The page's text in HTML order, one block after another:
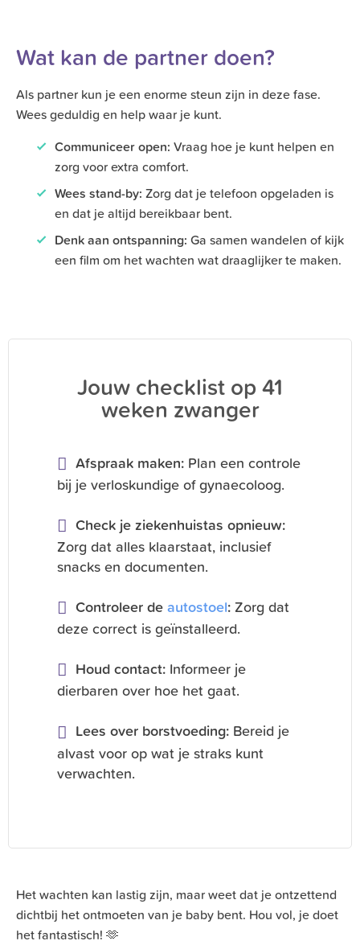
Wat kan de partner doen?
Als partner kun je een enorme steun zijn in deze fase.
Wees geduldig en help waar je kunt.
Communiceer open: Vraag hoe je kunt helpen en
zorg voor extra comfort.
Wees stand-by: Zorg dat je telefoon opgeladen is
en dat je altijd bereikbaar bent.
Denk aan ontspanning: Ga samen wandelen of kijk
een film om het wachten wat draaglijker te maken.
Jouw checklist op 41
weken zwanger
Afspraak maken: Plan een controle
bij je verloskundige of gynaecoloog.
Check je ziekenhuistas opnieuw:
Zorg dat alles klaarstaat, inclusief
snacks en documenten.
Controleer deautostoel:Zorg dat
deze correct is geïnstalleerd.
Houd contact: Informeer je
dierbaren over hoe het gaat.
Lees over borstvoeding: Bereid je
alvast voor op wat je straks kunt
verwachten.
Het wachten kan lastig zijn, maar weet dat je ontzettend
dichtbij het ontmoeten van je baby bent. Hou vol, je doet
het fantastisch! 🫶